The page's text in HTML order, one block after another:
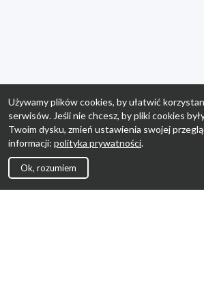
Używamy plików cookies, by ułatwić
serwisów. Jeśli nie chcesz, by pliki cookies
Twoim dysku, zmień ustawienia swojej
informacji: polityka prywatności.
Ok, rozumiem